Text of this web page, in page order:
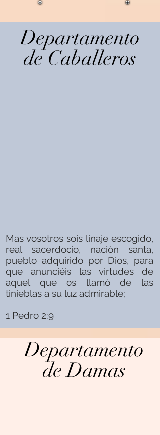
Departamento
de Caballeros
Mas vosotros sois linaje escogido,
real sacerdocio, nación santa,
pueblo adquirido por Dios, para
que anunciéis las virtudes de
aquel que os llamó de las
tinieblas a su luz admirable;
1 Pedro 2:9
Departamento
de Damas